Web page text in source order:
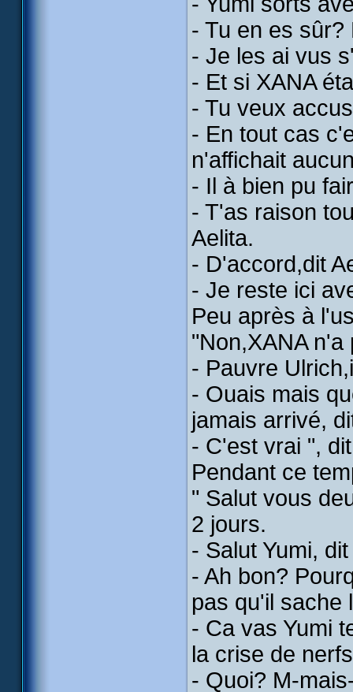
- Tu en es sûr?
- Je les ai vus
- Et si XANA
- Tu veux
- En tout cas
n'affichait
- Il à bien pu
- T'as raison
Aelita.
- D'accord,dit
- Je reste ici
Peu après à
"Non,XANA
- Pauvre
- Ouais mais
jamais arrivé,
- C'est vrai ",
Pendant ce
" Salut vous
2 jours.
- Salut Yumi,
- Ah bon?
pas qu'il sache
- Ca vas Yumi
la crise de
- Quoi? M-